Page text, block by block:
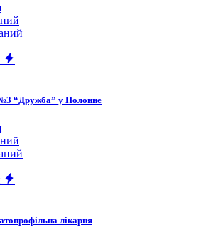
№3 “Дружба” у Полонне
лікарня